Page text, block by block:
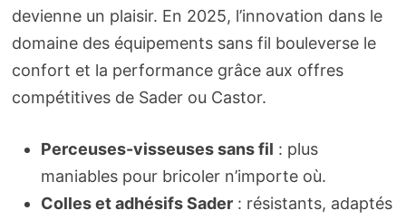
devienne un plaisir. En 2025, l’innovation dans le
domaine des équipements sans fil bouleverse le
confort et la performance grâce aux offres
compétitives de Sader ou Castor.
Perceuses-visseuses sans fil : plus
maniables pour bricoler n’importe où.
Colles et adhésifs Sader: résistants, adaptés